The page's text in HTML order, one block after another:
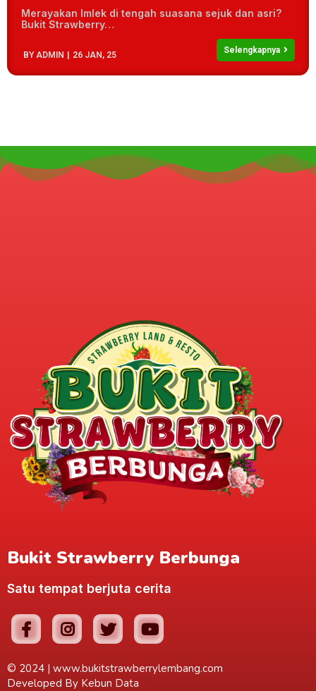
BY ADMIN | 26 JAN, 25
Merayakan Imlek di tengah suasana sejuk dan asri?
Bukit Strawberry…
Selengkapnya
Bukit Strawberry Berbunga
Satu tempat berjuta cerita
© 2024 | www.bukitstrawberrylembang.com
Developed By Kebun Data